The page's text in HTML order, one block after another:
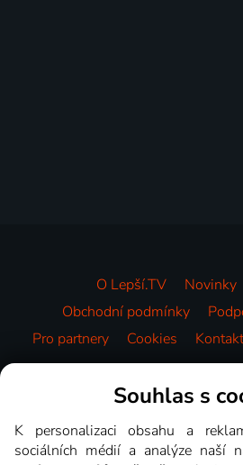
O Lepší.TV Novinky
Obchodní podmínky
Pro partnery
Cookies Kontakt
Videotéka
Souhlas s
K personalizaci obsahu a
sociálních médií a analýze naší